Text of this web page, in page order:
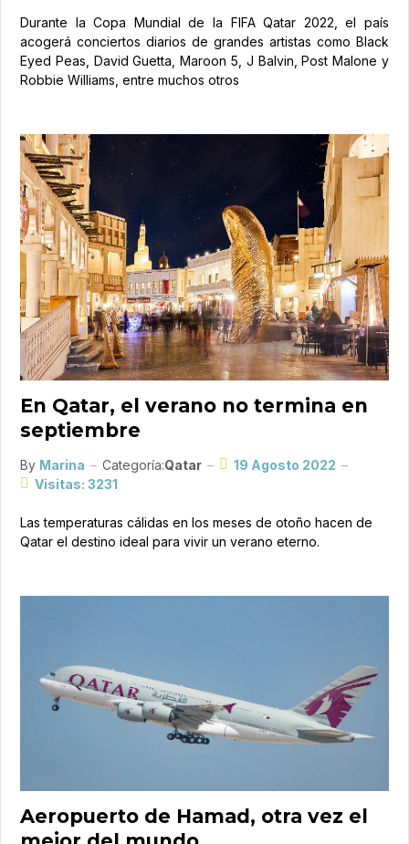
Durante la Copa Mundial de la FIFA Qatar 2022, el país
acogerá conciertos diarios de grandes artistas como Black
Eyed Peas, David Guetta, Maroon 5, J Balvin, Post Malone y
Robbie Williams, entre muchos otros
En Qatar, el verano no termina en
septiembre
By Marina Categoría:Qatar
19 Agosto 2022
Visitas: 3231
Las temperaturas cálidas en los meses de otoño hacen de
Qatar el destino ideal para vivir un verano eterno.
Aeropuerto de Hamad, otra vez el